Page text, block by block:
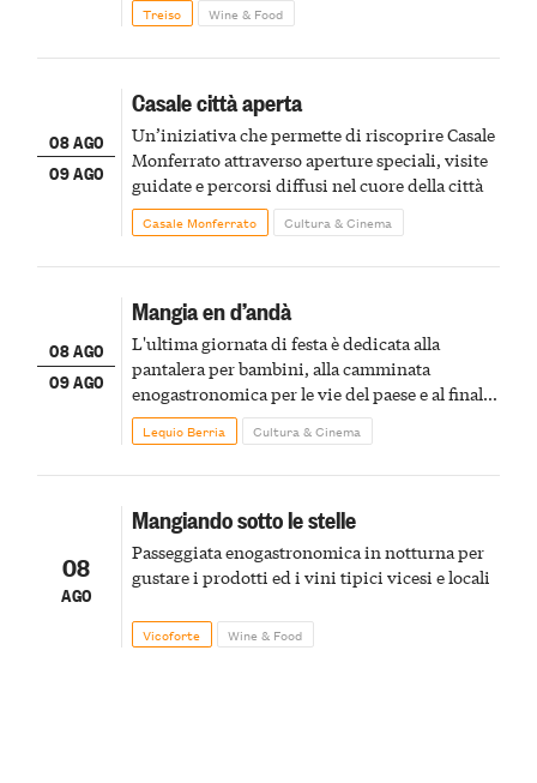
Treiso Wine & Food
08 AGO
09 AGO
Casale città aperta
Un’iniziativa che permette di riscoprire Casale
Monferrato attraverso aperture speciali, visite
guidate e percorsi diffusi nel cuore della città
Casale Monferrato Cultura & Cinema
08 AGO
09 AGO
Mangia en d’andà
L'ultima giornata di festa è dedicata alla
pantalera per bambini, alla camminata
enogastronomica per le vie del paese e al finale
pirotecnico
Lequio Berria Cultura & Cinema
08
AGO
Mangiando sotto le stelle
Passeggiata enogastronomica in notturna per
gustare i prodotti ed i vini tipici vicesi e locali
Vicoforte Wine & Food